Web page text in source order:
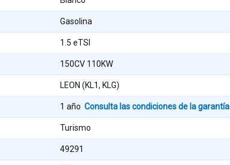
Gasolina
1.5 eTSI
150CV 110KW
LEON (KL1, KLG)
1 añoConsulta las condiciones de la garantía
Turismo
49291